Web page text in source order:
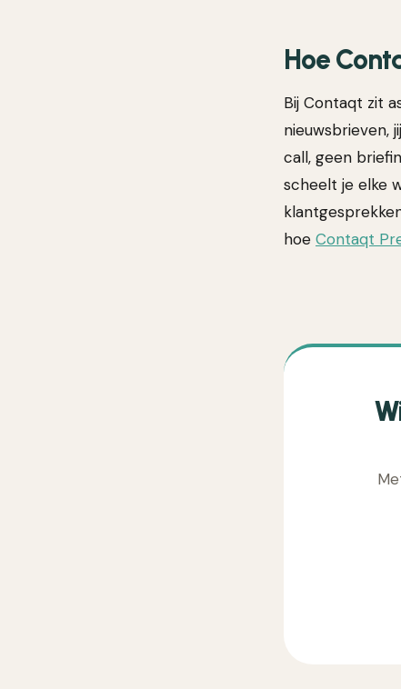
Hoe
Bij Contaqt zit
nieuwsbrieven,
call, geen
scheelt je elke
hoe Contaqt